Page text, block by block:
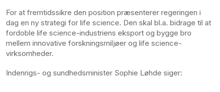
For at fremtidssikre den position præsenterer regeringen i
dag en ny strategi for life science. Den skal bl.a. bidrage til at
fordoble life science-industriens eksport og bygge bro
mellem innovative forskningsmiljøer og life science-
virksomheder.
Indenrigs- og sundhedsminister Sophie Løhde siger: